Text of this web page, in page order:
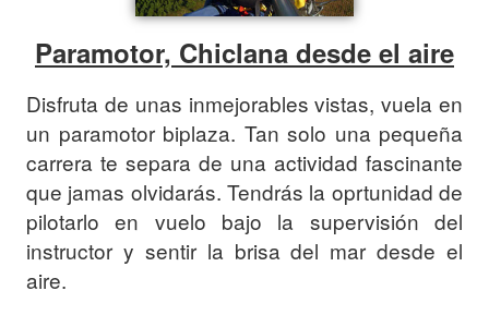
Paramotor, Chiclana desde el aire
Disfruta de unas inmejorables vistas, vuela en
un paramotor biplaza. Tan solo una pequeña
carrera te separa de una actividad fascinante
que jamas olvidarás. Tendrás la oprtunidad de
pilotarlo en vuelo bajo la supervisión del
instructor y sentir la brisa del mar desde el
aire.